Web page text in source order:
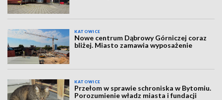
KATOWICE
Nowe centrum Dąbrowy Górniczej coraz
bliżej. Miasto zamawia wyposażenie
KATOWICE
Przełom w sprawie schroniska w Bytomiu.
Porozumienie władz miasta i fundacji